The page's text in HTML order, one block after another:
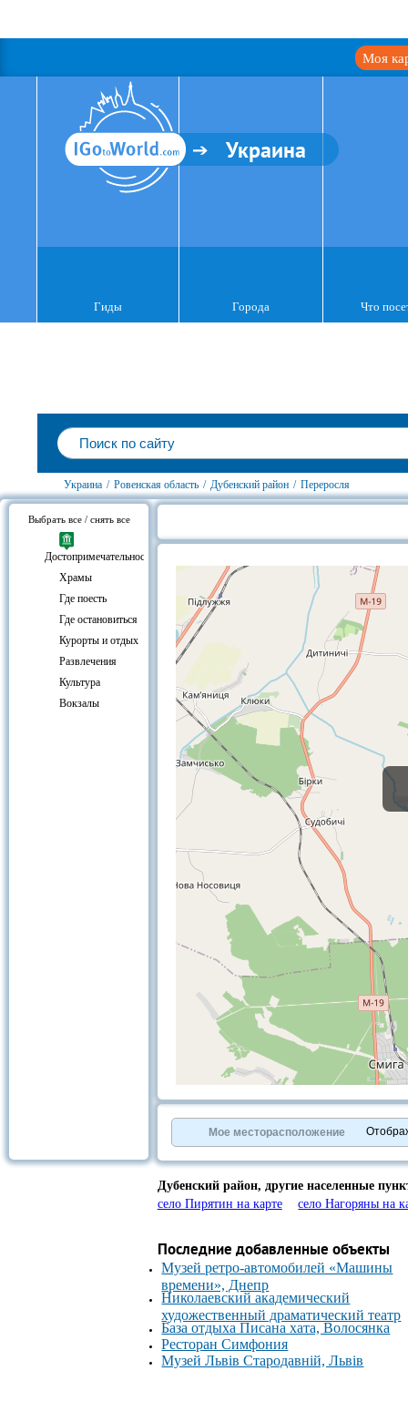
Моя
Украина
Гиды Города Что
Украина / Ровенская область / Дубенский район / Переросля
Выбрать все / снять все
Достопримечательности
Храмы
Где поесть
Где остановиться
Курорты и отдых
Развлечения
Культура
Вокзалы
OpenStreetMapcontributors.
»
Мое месторасположение
Дубенский район, другие населенные
село Пирятин на карте
село Нагоряны на
Последние добавленные объекты
Музей ретро-автомобилей «Машины
времени», Днепр
Николаевский академический
художественный драматический театр
База отдыха Писана хата, Волосянка
Ресторан Симфония
Музей Львів Стародавній, Львів